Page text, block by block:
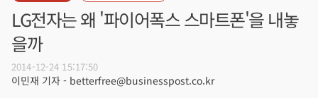
LG전자는 왜 '파이어폭스 스마트폰'을 내놓
을까
2014-12-24 15:17:50
이민재 기자 - betterfree@businesspost.co.kr